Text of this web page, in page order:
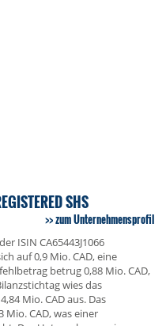
SHS
zum Unternehmensprofil
ISIN CA65443J1066
auf 0,9 Mio. CAD, eine
betrug 0,88 Mio. CAD,
wies das
Mio. CAD aus. Das
Mio. CAD, was einer